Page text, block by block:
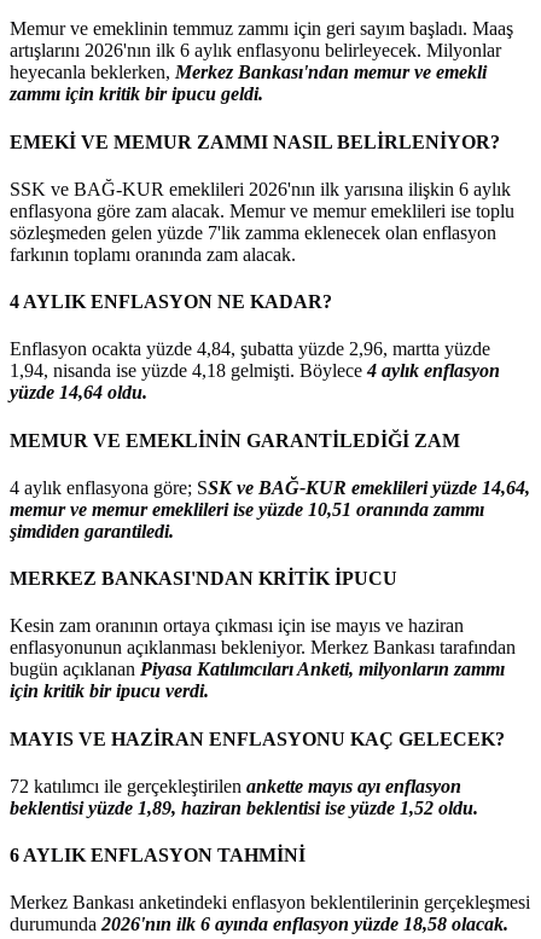
Memur ve emeklinin temmuz zammı için geri sayım başladı. Maaş
artışlarını 2026'nın ilk 6 aylık enflasyonu belirleyecek. Milyonlar
heyecanla beklerken, Merkez Bankası'ndan memur ve emekli
zammı için kritik bir ipucu geldi.
EMEKİ VE MEMUR ZAMMI NASIL BELİRLENİYOR?
SSK ve BAĞ-KUR emeklileri 2026'nın ilk yarısına ilişkin 6 aylık
enflasyona göre zam alacak. Memur ve memur emeklileri ise toplu
sözleşmeden gelen yüzde 7'lik zamma eklenecek olan enflasyon
farkının toplamı oranında zam alacak.
4 AYLIK ENFLASYON NE KADAR?
Enflasyon ocakta yüzde 4,84, şubatta yüzde 2,96, martta yüzde
1,94, nisanda ise yüzde 4,18 gelmişti. Böylece4 aylık enflasyon
yüzde 14,64 oldu.
MEMUR VE EMEKLİNİN GARANTİLEDİĞİ ZAM
4 aylık enflasyona göre; SSK ve BAĞ-KUR emeklileri yüzde 14,64,
memur ve memur emeklileri ise yüzde 10,51 oranında zammı
şimdiden garantiledi.
MERKEZ BANKASI'NDAN KRİTİK İPUCU
Kesin zam oranının ortaya çıkması için ise mayıs ve haziran
enflasyonunun açıklanması bekleniyor. Merkez Bankası tarafından
bugün açıklanan Piyasa Katılımcıları Anketi, milyonların zammı
için kritik bir ipucu verdi.
MAYIS VE HAZİRAN ENFLASYONU KAÇ GELECEK?
72 katılımcı ile gerçekleştirilen ankette mayıs ayı enflasyon
beklentisi yüzde 1,89, haziran beklentisi ise yüzde 1,52 oldu.
6 AYLIK ENFLASYON TAHMİNİ
Merkez Bankası anketindeki enflasyon beklentilerinin gerçekleşmesi
durumunda2026'nın ilk 6 ayında enflasyon yüzde 18,58 olacak.